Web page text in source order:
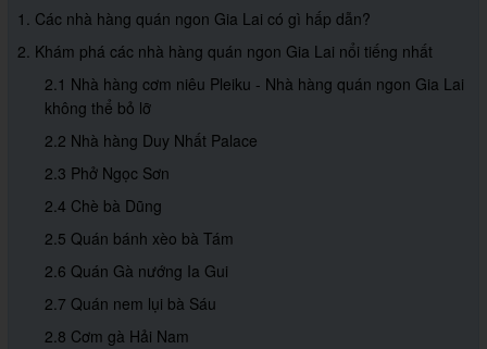
1. Các nhà hàng quán ngon Gia Lai có gì hấp dẫn?
2. Khám phá các nhà hàng quán ngon Gia Lai nổi tiếng nhất
2.1 Nhà hàng cơm niêu Pleiku - Nhà hàng quán ngon Gia Lai
không thể bỏ lỡ
2.2 Nhà hàng Duy Nhất Palace
2.3 Phở Ngọc Sơn
2.4 Chè bà Dũng
2.5 Quán bánh xèo bà Tám
2.6 Quán Gà nướng Ia Gui
2.7 Quán nem lụi bà Sáu
2.8 Cơm gà Hải Nam